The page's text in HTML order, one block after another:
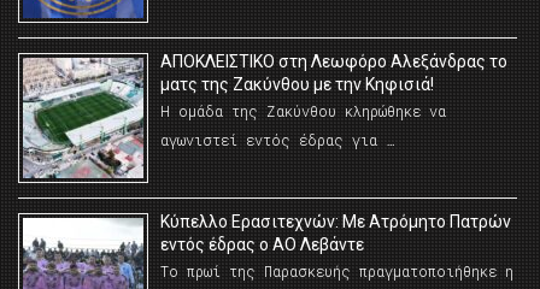
AΠΟΚΛΕΙΣΤΙΚΟ στη Λεωφόρο Αλεξάνδρας το
ματς της Ζακύνθου με την Κηφισιά!
Η ομάδα της Ζακύνθου κληρώθηκε να
αγωνιστεί εντός έδρας για …
Κύπελλο Ερασιτεχνών: Με Ατρόμητο Πατρών
εντός έδρας ο ΑΟ Λεβάντε
Το πρωί της Παρασκευής πραγματοποιήθηκε η